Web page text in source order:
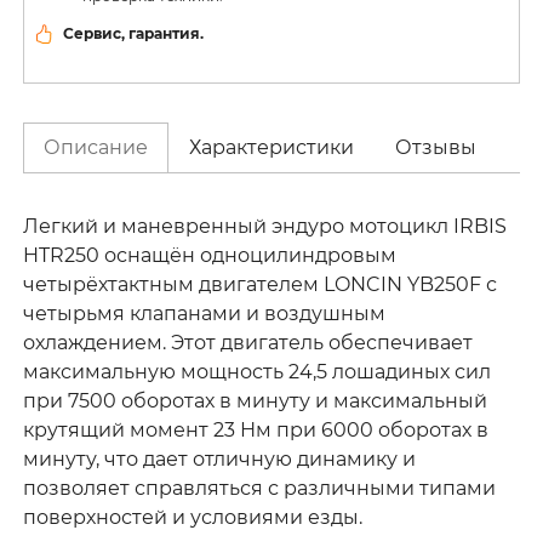
Сервис, гарантия.
Описание Характеристики Отзывы
Легкий и маневренный эндуро мотоцикл IRBIS
HTR250 оснащён одноцилиндровым
четырёхтактным двигателем LONCIN YB250F с
четырьмя клапанами и воздушным
охлаждением. Этот двигатель обеспечивает
максимальную мощность 24,5 лошадиных сил
при 7500 оборотах в минуту и максимальный
крутящий момент 23 Нм при 6000 оборотах в
минуту, что дает отличную динамику и
позволяет справляться с различными типами
поверхностей и условиями езды.